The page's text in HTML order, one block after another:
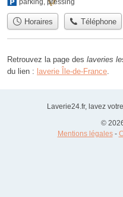
Horaires Téléphone
Retrouvez la page des laveries
du lien : laverie Île-de-France.
Laverie24.fr, lavez
©
Mentions légales-